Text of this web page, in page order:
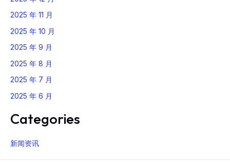
2025 年 11 月
2025 年 10 月
2025 年 9 月
2025 年 8 月
2025 年 7 月
2025 年 6 月
Categories
新闻资讯